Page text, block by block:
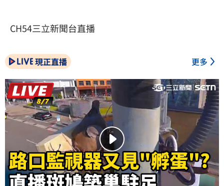
CH54三立新聞台直播
現正直播 更多